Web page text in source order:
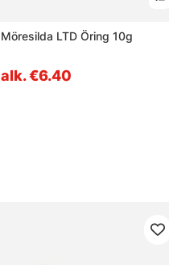
Möresilda LTD Öring 10g
alk. €6.40